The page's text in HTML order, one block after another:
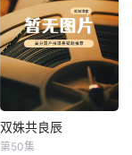
双姝共良辰
双姝共良辰
第50集